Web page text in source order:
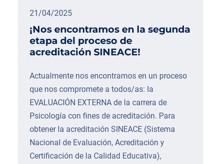
21/04/2025
¡Nos encontramos en la segunda
etapa del proceso de
acreditación SINEACE!
Actualmente nos encontramos en un proceso
que nos compromete a todos/as: la
EVALUACIÓN EXTERNA de la carrera de
Psicología con fines de acreditación. Para
obtener la acreditación SINEACE (Sistema
Nacional de Evaluación, Acreditación y
Certificación de la Calidad Educativa),